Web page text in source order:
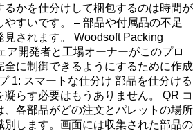
るかを仕分けして梱包するのは時間が
すいです。 – 部品や付属品の不足
見されます。 Woodsoft Packing
ア開発者と工場オーナーがこのプロ
全に制御できるようにするために作成
1: スマートな仕分け 部品を仕分ける
らす必要はもうありません。 QR コ
、各部品がどの注文とパレットの場所
別します。画面には収集された部品の